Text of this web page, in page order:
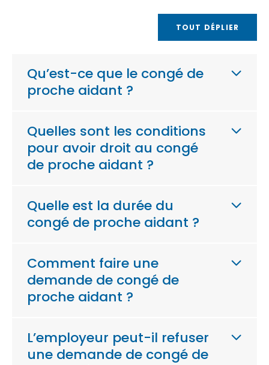
TOUT DÉPLIER
Qu’est-ce que le congé de
proche aidant ?
Quelles sont les conditions
pour avoir droit au congé
de proche aidant ?
Quelle est la durée du
congé de proche aidant ?
Comment faire une
demande de congé de
proche aidant ?
L’employeur peut-il refuser
une demande de congé de